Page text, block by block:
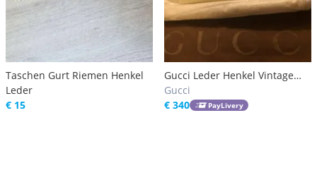
Taschen Gurt Riemen Henkel
Leder
€ 15
Gucci Leder Henkel Vintage
Handtasche
Gucci
€ 340
PayLivery